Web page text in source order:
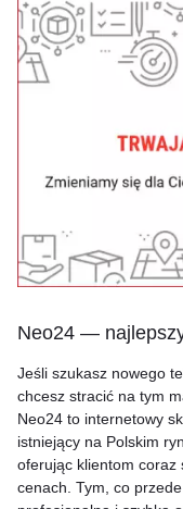
Neo24 —
Jeśli szukasz nowego
chcesz stracić na tym
Neo24 to internetowy
istniejący na Polskim
oferując klientom coraz
cenach. Tym, co